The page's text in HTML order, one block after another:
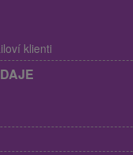
klienti